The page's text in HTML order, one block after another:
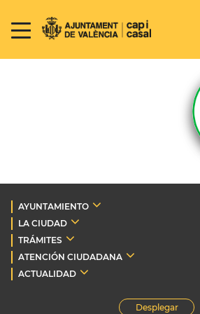
AYUNTAMIENTO
LA CIUDAD
TRÁMITES
ATENCIÓN CIUDADANA
ACTUALIDAD
Desplegar